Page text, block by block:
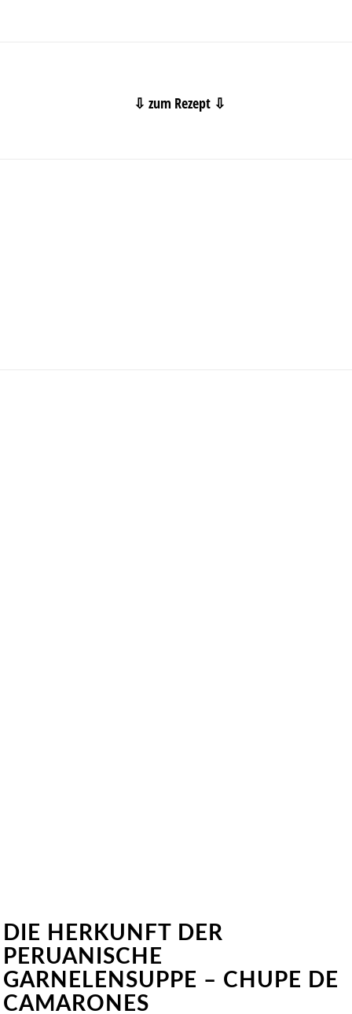
⇩ zum Rezept ⇩
DIE HERKUNFT DER
PERUANISCHE
GARNELENSUPPE – CHUPE DE
CAMARONES